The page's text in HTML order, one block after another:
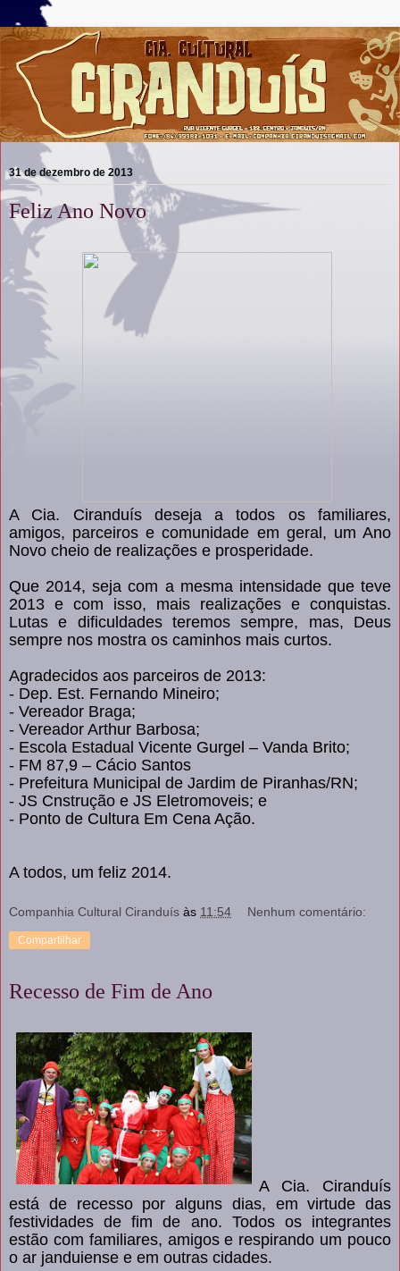
31 de dezembro de 2013
Feliz Ano Novo
A Cia. Ciranduís deseja a todos os familiares,
amigos, parceiros e comunidade em geral, um Ano
Novo cheio de realizações e prosperidade.
Que 2014, seja com a mesma intensidade que teve
2013 e com isso, mais realizações e conquistas.
Lutas e dificuldades teremos sempre, mas, Deus
sempre nos mostra os caminhos mais curtos.
Agradecidos aos parceiros de 2013:
- Dep. Est. Fernando Mineiro;
- Vereador Braga;
- Vereador Arthur Barbosa;
- Escola Estadual Vicente Gurgel – Vanda Brito;
- FM 87,9 – Cácio Santos
- Prefeitura Municipal de Jardim de Piranhas/RN;
- JS Cnstrução e JS Eletromoveis; e
- Ponto de Cultura Em Cena Ação.
A todos, um feliz 2014.
Companhia Cultural Ciranduís às 11:54 Nenhum comentário:
Compartilhar
Recesso de Fim de Ano
A Cia. Ciranduís
está de recesso por alguns dias, em virtude das
festividades de fim de ano. Todos os integrantes
estão com familiares, amigos e respirando um pouco
o ar janduiense e em outras cidades.